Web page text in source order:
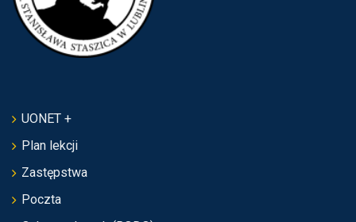
UONET +
Plan lekcji
Zastępstwa
Poczta